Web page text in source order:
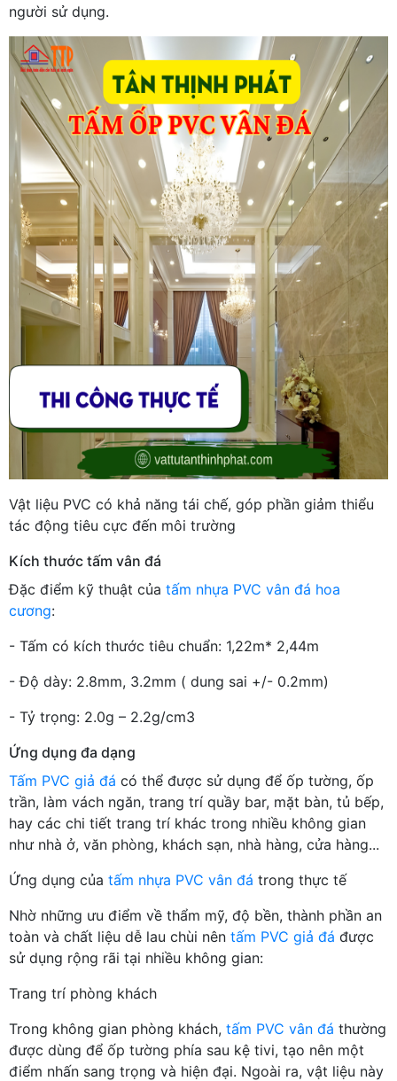
người sử dụng.
Vật liệu PVC có khả năng tái chế, góp phần giảm thiểu
tác động tiêu cực đến môi trường
Kích thước tấm vân đá
Đặc điểm kỹ thuật của tấm nhựa PVC vân đá hoa
cương:
- Tấm có kích thước tiêu chuẩn: 1,22m* 2,44m
- Độ dày: 2.8mm, 3.2mm ( dung sai +/- 0.2mm)
- Tỷ trọng: 2.0g – 2.2g/cm3
Ứng dụng đa dạng
Tấm PVC giả đá có thể được sử dụng để ốp tường, ốp
trần, làm vách ngăn, trang trí quầy bar, mặt bàn, tủ bếp,
hay các chi tiết trang trí khác trong nhiều không gian
như nhà ở, văn phòng, khách sạn, nhà hàng, cửa hàng...
Ứng dụng của tấm nhựa PVC vân đá trong thực tế
Nhờ những ưu điểm về thẩm mỹ, độ bền, thành phần an
toàn và chất liệu dễ lau chùi nên tấm PVC giả đá được
sử dụng rộng rãi tại nhiều không gian:
Trang trí phòng khách
Trong không gian phòng khách, tấm PVC vân đá thường
được dùng để ốp tường phía sau kệ tivi, tạo nên một
điểm nhấn sang trọng và hiện đại. Ngoài ra, vật liệu này